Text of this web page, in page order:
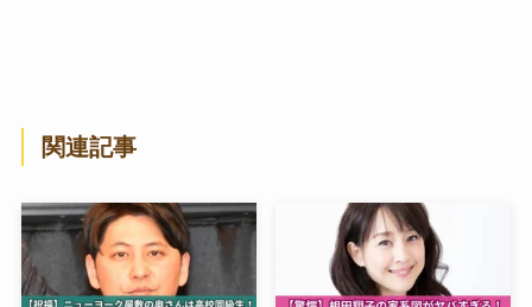
関連記事